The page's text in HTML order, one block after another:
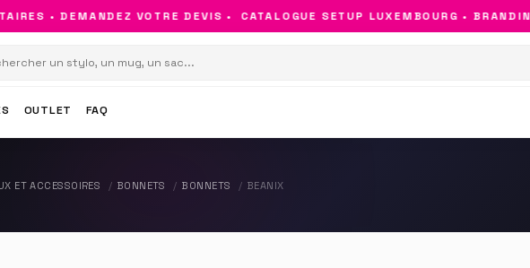
• DEMANDEZ VOTRE DEVIS • CATALOGUE SETUP LUXEMBOURG •
OUTLET FAQ
ET ACCESSOIRES BONNETS BONNETS BEANIX